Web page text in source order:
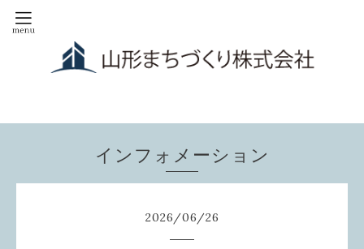
インフォメーション
2026/06/26